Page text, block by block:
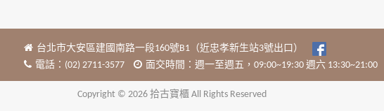
台北市大安區建國南路一段160號B1（近忠孝新生站3號出口）
電話：(02) 2711-3577
面交時間：週一至週五，09:00~19:30 週六 13:30~21:00
Copyright © 2026 拾古寶櫃 All Rights Reserved